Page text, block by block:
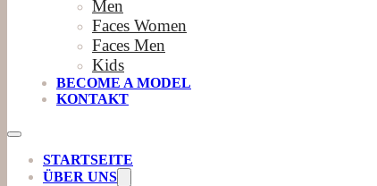
Men
Faces Women
Faces Men
Kids
BECOME A MODEL
KONTAKT
STARTSEITE
ÜBER UNS